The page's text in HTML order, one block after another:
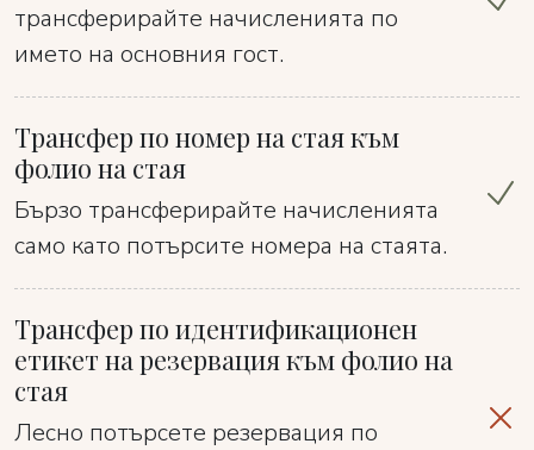
трансферирайте начисленията по
името на основния гост.
Трансфер по номер на стая към
фолио на стая
Бързо трансферирайте начисленията
само като потърсите номера на стаята.
Трансфер по идентификационен
етикет на резервация към фолио на
стая
Лесно потърсете резервация по